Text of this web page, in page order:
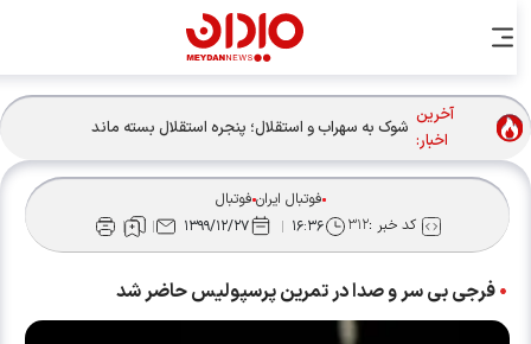
آخرین
اخبار:
شوک به سهراب و استقلال؛ پنجره استقلال بسته ماند
فوتبال ایرانفوتبال
کد خبر :۳۱۲ ۱۶:۳۶ ۱۳۹۹/۱۲/۲۷
فرجی بی سر و صدا در تمرین پرسپولیس حاضر شد